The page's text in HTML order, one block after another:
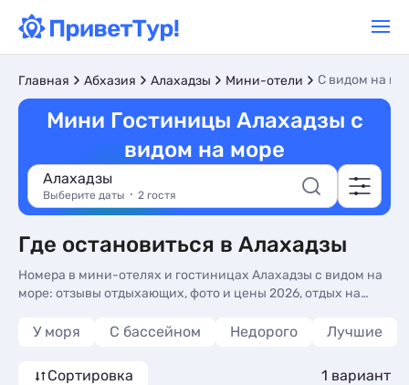
Главная Абхазия Алахадзы Мини-отели С видом на
Мини Гостиницы Алахадзы с
видом на море
Алахадзы
Выберите даты 2 гостя
Где остановиться в Алахадзы
Номера в мини-отелях и гостиницах Алахадзы с видом на
море: отзывы отдыхающих, фото и цены 2026, отдых на
гостиницы с видом на море в Алахадзы - более 10
трансфером (платно) и сменой белья.
У моря С бассейном Недорого Лучшие
Сортировка 1 вариант